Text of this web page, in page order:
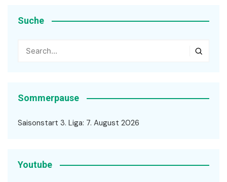
Suche
Sommerpause
Saisonstart 3. Liga: 7. August 2026
Youtube